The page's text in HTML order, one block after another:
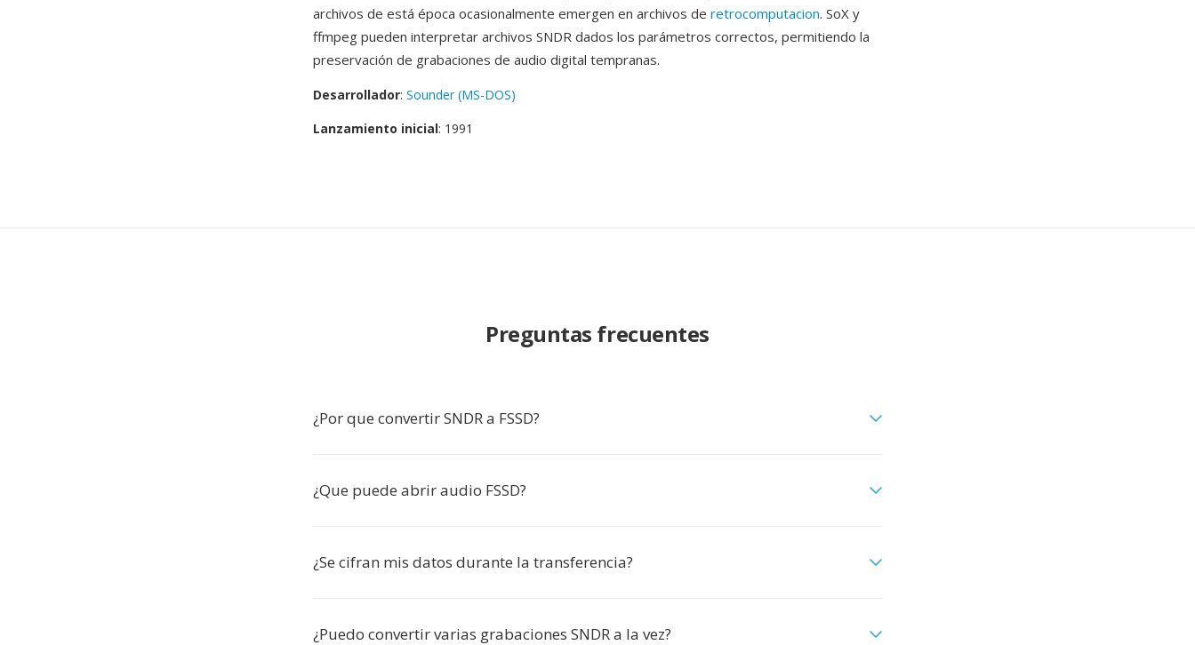
archivos de está época ocasionalmente emergen en archivos de retrocomputacion. SoX y
ffmpeg pueden interpretar archivos SNDR dados los parámetros correctos, permitiendo la
preservación de grabaciones de audio digital tempranas.
Desarrollador: Sounder (MS-DOS)
Lanzamiento inicial: 1991
Preguntas frecuentes
¿Por que convertir SNDR a FSSD?
¿Que puede abrir audio FSSD?
¿Se cifran mis datos durante la transferencia?
¿Puedo convertir varias grabaciones SNDR a la vez?